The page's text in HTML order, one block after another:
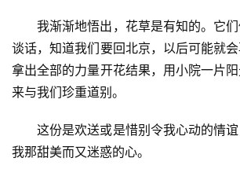
我渐渐地悟出，花草是有知的。它
谈话，知道我们要回北京，以后可能就
拿出全部的力量开花结果，用小院一片
来与我们珍重道别。
这份是欢送或是惜别令我心动的情
我那甜美而又迷惑的心。